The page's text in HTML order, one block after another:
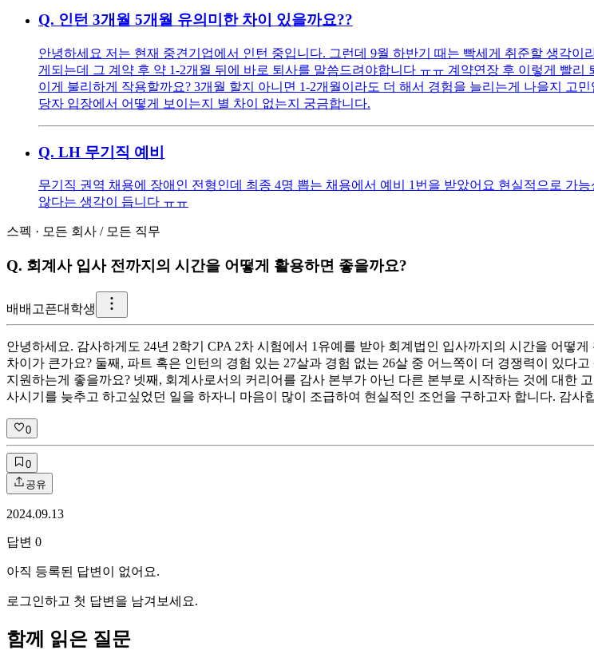
Q. 인턴 3개월 5개월 유의미한 차이 있을까요??
안녕하세요 저는 현재 중견기업에서 인턴 중입니다. 그런데 9월 하반기 때는 빡세게 취준할 생각
게되는데 그 계약 후 약 1-2개월 뒤에 바로 퇴사를 말씀드려야합니다 ㅠㅠ 계약연장 후 이렇게 빨
이게 불리하게 작용할까요? 3개월 할지 아니면 1-2개월이라도 더 해서 경험을 늘리는게 나을지 고
당자 입장에서 어떻게 보이는지 별 차이 없는지 궁금합니다.
Q. LH 무기직 예비
무기직 권역 채용에 장애인 전형인데 최종 4명 뽑는 채용에서 예비 1번을 받았어요 현실적으로 가
않다는 생각이 듭니다 ㅠㅠ
스펙 · 모든 회사 / 모든 직무
Q. 회계사 입사 전까지의 시간을 어떻게 활용하면 좋을까요?
배 배고픈대학생
안녕하세요. 감사하게도 24년 2학기 CPA 2차 시험에서 1유예를 받아 회계법인 입사까지의 시간을 어떻
차이가 큰가요? 둘째, 파트 혹은 인턴의 경험 있는 27살과 경험 없는 26살 중 어느쪽이 더 경쟁력이 있다
지원하는게 좋을까요? 넷째, 회계사로서의 커리어를 감사 본부가 아닌 다른 본부로 시작하는 것에 대한
사시기를 늦추고 하고싶었던 일을 하자니 마음이 많이 조급하여 현실적인 조언을 구하고자 합니다. 감사
0
0
공유
2024.09.13
답변 0
아직 등록된 답변이 없어요.
로그인하고 첫 답변을 남겨보세요.
함께 읽은 질문